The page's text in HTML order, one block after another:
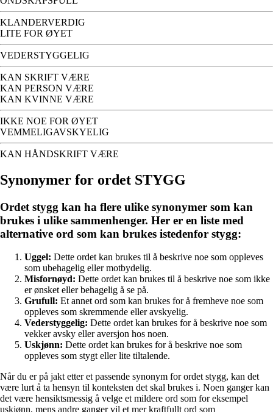
KLANDERVERDIG
LITE FOR ØYET
VEDERSTYGGELIG
KAN SKRIFT VÆRE
KAN PERSON VÆRE
KAN KVINNE VÆRE
IKKE NOE FOR ØYET
VEMMELIGAVSKYELIG
KAN HÅNDSKRIFT VÆRE
Synonymer for ordet STYGG
Ordet stygg kan ha flere ulike synonymer som kan
brukes i ulike sammenhenger. Her er en liste med
alternative ord som kan brukes istedenfor stygg:
Uggel: Dette ordet kan brukes til å beskrive noe som oppleves
som ubehagelig eller motbydelig.
Misfornøyd: Dette ordet kan brukes til å beskrive noe som ikke
er ønsket eller behagelig å se på.
Grufull: Et annet ord som kan brukes for å fremheve noe som
oppleves som skremmende eller avskyelig.
Vederstyggelig: Dette ordet kan brukes for å beskrive noe som
vekker avsky eller aversjon hos noen.
Uskjønn: Dette ordet kan brukes for å beskrive noe som
oppleves som stygt eller lite tiltalende.
Når du er på jakt etter et passende synonym for ordet stygg, kan det
være lurt å ta hensyn til konteksten det skal brukes i. Noen ganger kan
det være hensiktsmessig å velge et mildere ord som for eksempel
uskjønn, mens andre ganger vil et mer kraftfullt ord som